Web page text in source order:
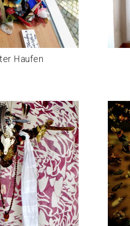
Haufen